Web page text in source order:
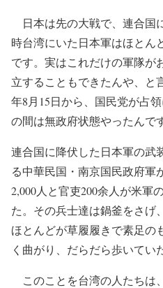
日本は先の大戦で、連合国
時台湾にいた日本軍はほとん
です。実はこれだけの軍隊が
立することもできたんや、と
年8月15日から、国民党が占
の間は無政府状態やったんで
連合国に降伏した日本軍の武
る中華民国・南京国民政府軍
2,000人と官吏200余人が米軍
た。その兵士達は鍋釜をさげ
ほとんどが草履履きで素足の
く曲がり、だらだら歩いてい
このことを台湾の人たちは